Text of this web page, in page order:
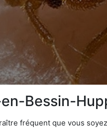
Bessin-
fréquent que vous